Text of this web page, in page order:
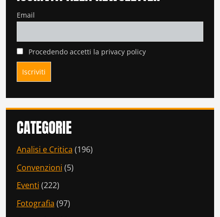
Email
Procedendo accetti la privacy policy
CATEGORIE
Analisi e Critica (196)
Convenzioni (5)
Eventi (222)
Fotografia (97)